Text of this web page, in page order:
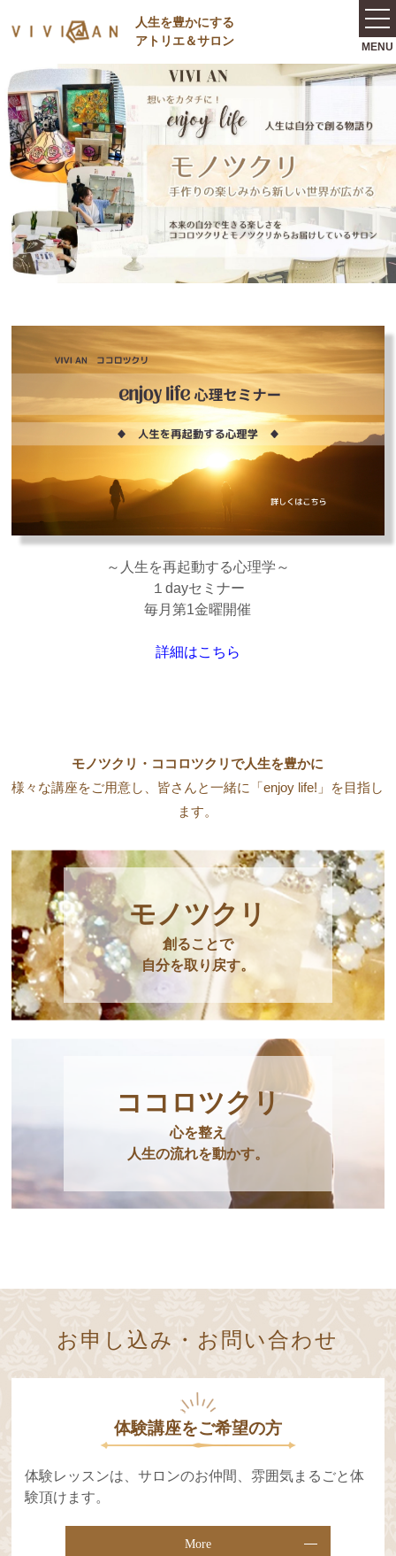
⼈⽣を豊かにする
アトリエ＆サロン
～人生を再起動する心理学～
１dayセミナー
毎月第1金曜開催
詳細はこちら
モノツクリ・ココロツクリで人生を豊かに
様々な講座をご用意し、皆さんと一緒に「enjoy life!」を目指し
ます。
モノツクリ
創ることで
自分を取り戻す。
ココロツクリ
心を整え
人生の流れを動かす。
お申し込み・お問い合わせ
体験講座をご希望の⽅
体験レッスンは、サロンのお仲間、雰囲気まるごと体
験頂けます。
More